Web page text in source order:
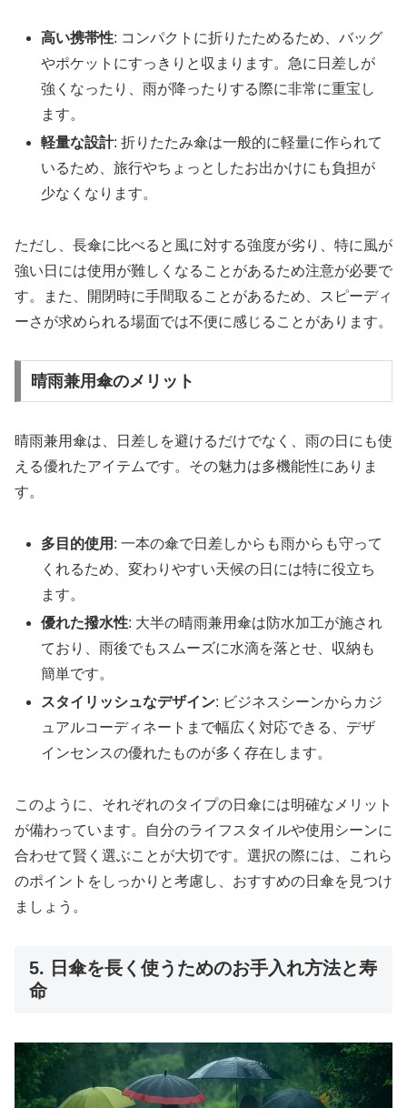
高い携帯性: コンパクトに折りたためるため、バッグ
やポケットにすっきりと収まります。急に日差しが
強くなったり、雨が降ったりする際に非常に重宝し
ます。
軽量な設計: 折りたたみ傘は一般的に軽量に作られて
いるため、旅行やちょっとしたお出かけにも負担が
少なくなります。
ただし、長傘に比べると風に対する強度が劣り、特に風が
強い日には使用が難しくなることがあるため注意が必要で
す。また、開閉時に手間取ることがあるため、スピーディ
ーさが求められる場面では不便に感じることがあります。
晴雨兼用傘のメリット
晴雨兼用傘は、日差しを避けるだけでなく、雨の日にも使
える優れたアイテムです。その魅力は多機能性にありま
す。
多目的使用 : 一本の傘で日差しからも雨からも守って
くれるため、変わりやすい天候の日には特に役立ち
ます。
優れた撥水性: 大半の晴雨兼用傘は防水加工が施され
ており、雨後でもスムーズに水滴を落とせ、収納も
簡単です。
スタイリッシュなデザイン: ビジネスシーンからカジ
ュアルコーディネートまで幅広く対応できる、デザ
インセンスの優れたものが多く存在します。
このように、それぞれのタイプの日傘には明確なメリット
が備わっています。自分のライフスタイルや使用シーンに
合わせて賢く選ぶことが大切です。選択の際には、これら
のポイントをしっかりと考慮し、おすすめの日傘を見つけ
ましょう。
5. 日傘を長く使うためのお手入れ方法と寿
命